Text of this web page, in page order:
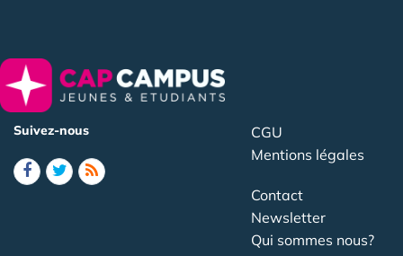
Suivez-nous
CGU
Mentions légales
Contact
Newsletter
Qui sommes nous?